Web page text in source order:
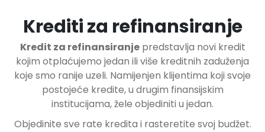
Krediti za refinansiranje
Kredit za refinansiranjepredstavlja novi kredit
kojim otplaćujemo jedan ili više kreditnih zaduženja
koje smo ranije uzeli. Namijenjen klijentima koji svoje
postojeće kredite, u drugim finansijskim
institucijama, žele objediniti u jedan.
Objedinite sve rate kredita i rasteretite svoj budžet.